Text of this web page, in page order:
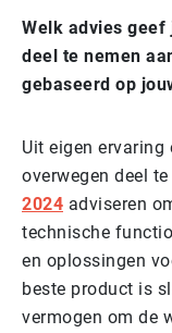
Welk advies geef
deel te nemen
gebaseerd op
Uit eigen
overwegen deel
2024 adviseren
technische
en oplossingen
beste product is
vermogen om de